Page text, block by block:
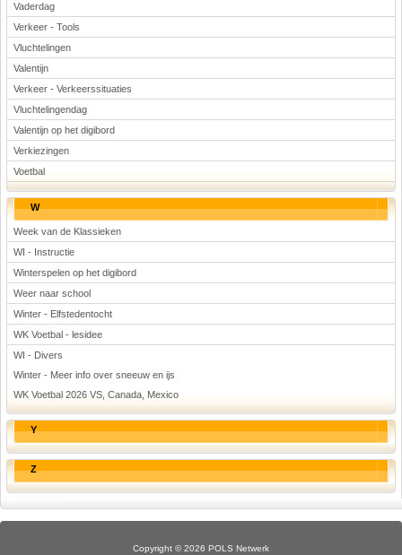
Vaderdag
Verkeer - Tools
Vluchtelingen
Valentijn
Verkeer - Verkeerssituaties
Vluchtelingendag
Valentijn op het digibord
Verkiezingen
Voetbal
W
Week van de Klassieken
WI - Instructie
Winterspelen op het digibord
Weer naar school
Winter - Elfstedentocht
WK Voetbal - lesidee
WI - Divers
Winter - Meer info over sneeuw en ijs
WK Voetbal 2026 VS, Canada, Mexico
Y
Z
Copyright © 2026 POLS Netwerk